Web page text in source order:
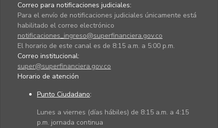
Correo para notificaciones judiciales:
Para el envío de notificaciones judiciales únicamente está
habilitado el correo electrónico
notificaciones_ingreso@superfinanciera.gov.co
El horario de este canal es de 8:15 a.m. a 5:00 p.m.
Correo institucional:
super@superfinanciera.gov.co
Horario de atención
Punto Ciudadano:
Lunes a viernes (días hábiles) de 8:15 a.m. a 4:15
p.m. jornada continua